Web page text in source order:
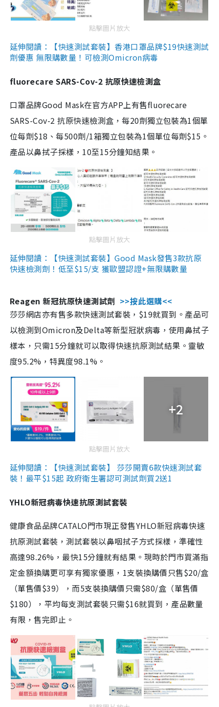
點擊圖片放大
延伸閱讀：【快速測試套裝】香港口罩品牌$19快速測試
劑優惠 無限購數量！可檢測Omicron病毒
fluorecare SARS-Cov-2 抗原快速檢測盒
口罩品牌Good Mask在官方APP上有售fluorecare
SARS-Cov-2 抗原快速檢測盒，每20劑獨立包裝為1個單
位每劑$18、每500劑/1箱獨立包裝為1個單位每劑$15。
產品以鼻拭子採樣，10至15分鐘知結果。
點擊圖片放大
延伸閱讀：【快速測試套裝】Good Mask發售3款抗原
快速檢測劑！低至$15/支 獲歐盟認證+無限購數量
Reagen 新冠抗原快速測試劑 >>按此選購<<
莎莎網店亦有售多款快速測試套裝，$19就買到。產品可
以檢測到Omicron及Delta等新型冠狀病毒，使用鼻拭子
樣本，只需15分鐘就可以取得快速抗原測試結果。靈敏
度95.2%，特異度98.1%。
+2
點擊圖片放大
延伸閱讀：【快速測試套裝】 莎莎開賣6款快速測試套
裝！最平$15起 政府衛生署認可測試劑買2送1
YHLO新冠病毒快速抗原測試套裝
健康食品品牌CATALO門市現正發售YHLO新冠病毒快速
抗原測試套裝，測試套裝以鼻咽拭子方式採樣，準確性
高達98.26%，最快15分鐘就有結果。現時於門市買滿指
定金額換購更可享有獨家優惠，1支裝換購價只售$20/盒
（單售價$39），而5支裝換購價只需$80/盒（單售價
$180），平均每支測試套裝只需$16就買到，產品數量
有限，售完即止。